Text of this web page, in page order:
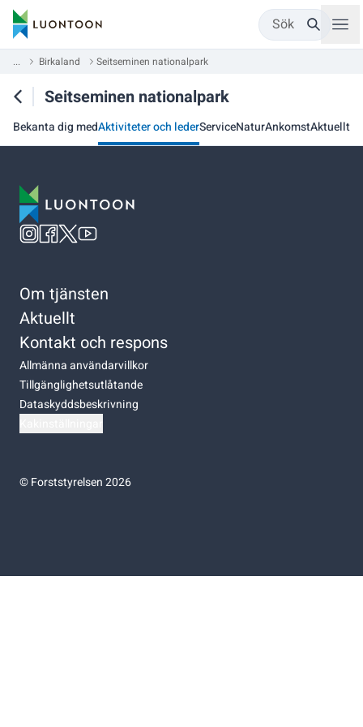
Sök
... Birkaland Seitseminen nationalpark
Seitseminen nationalpark
Bekanta dig medAktiviteter och lederServiceNaturAnkomstAktuellt
Om tjänsten
Aktuellt
Kontakt och respons
Allmänna användarvillkor
Tillgänglighetsutlåtande
Dataskyddsbeskrivning
©Forststyrelsen 2026